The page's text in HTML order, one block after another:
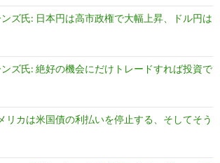
ズ氏: 日本円は高市政権で大幅上昇、ドル円は
ズ氏: 絶好の機会にだけトレードすれば投資で
リカは米国債の利払いを停止する、そしてそう